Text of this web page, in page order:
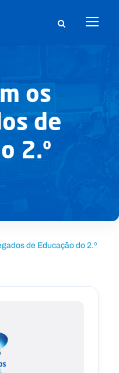
os
de
2.º
de Educação do 2.º